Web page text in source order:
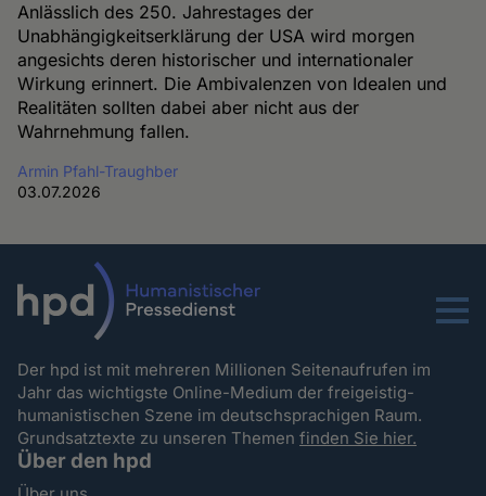
Anlässlich des 250. Jahrestages der
Unabhängigkeitserklärung der USA wird morgen
angesichts deren historischer und internationaler
Wirkung erinnert. Die Ambivalenzen von Idealen und
Realitäten sollten dabei aber nicht aus der
Wahrnehmung fallen.
Armin Pfahl-Traughber
03.07.2026
Menu
Der hpd ist mit mehreren Millionen Seitenaufrufen im
Jahr das wichtigste Online-Medium der freigeistig-
humanistischen Szene im deutschsprachigen Raum.
Grundsatztexte zu unseren Themenfinden Sie hier.
Über den hpd